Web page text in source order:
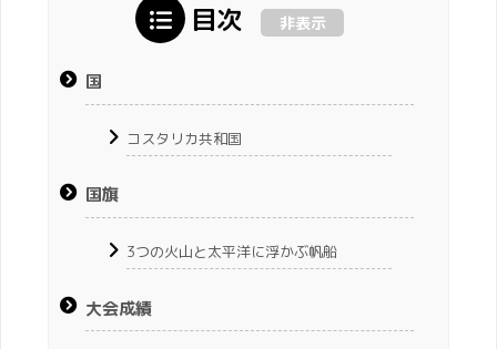
目次 非表示
国
コスタリカ共和国
国旗
3つの火山と太平洋に浮かぶ帆船
大会成績